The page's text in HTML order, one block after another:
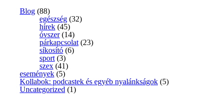
Blog (88)
egészség (32)
hírek (45)
óvszer(14)
párkapcsolat (23)
síkosító (6)
sport (3)
szex (41)
események (5)
Kollabok: podcastek és egyéb nyalánkságok (5)
Uncategorized (1)